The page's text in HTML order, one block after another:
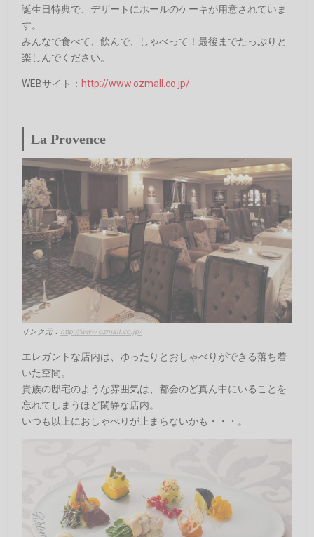
誕生日特典で、デザートにホールのケーキが用意されていま
す。
みんなで食べて、飲んで、しゃべって！最後までたっぷりと
楽しんでください。
WEBサイト： http://www.ozmall.co.jp/
La Provence
リンク元： http://www.ozmall.co.jp/
エレガントな店内は、ゆったりとおしゃべりができる落ち着
いた空間。
貴族の邸宅のような雰囲気は、都会のど真ん中にいることを
忘れてしまうほど閑静な店内。
いつも以上におしゃべりが止まらないかも・・・。